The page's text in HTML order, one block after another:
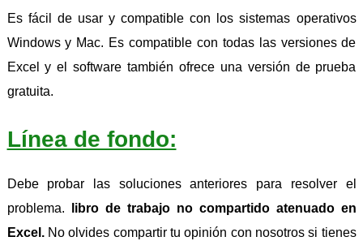
Es fácil de usar y compatible con los sistemas operativos
Windows y Mac. Es compatible con todas las versiones de
Excel y el software también ofrece una versión de prueba
gratuita.
Línea de fondo:
Debe probar las soluciones anteriores para resolver el
problema.
libro de trabajo no compartido atenuado en
Excel. No olvides compartir tu opinión con nosotros si tienes